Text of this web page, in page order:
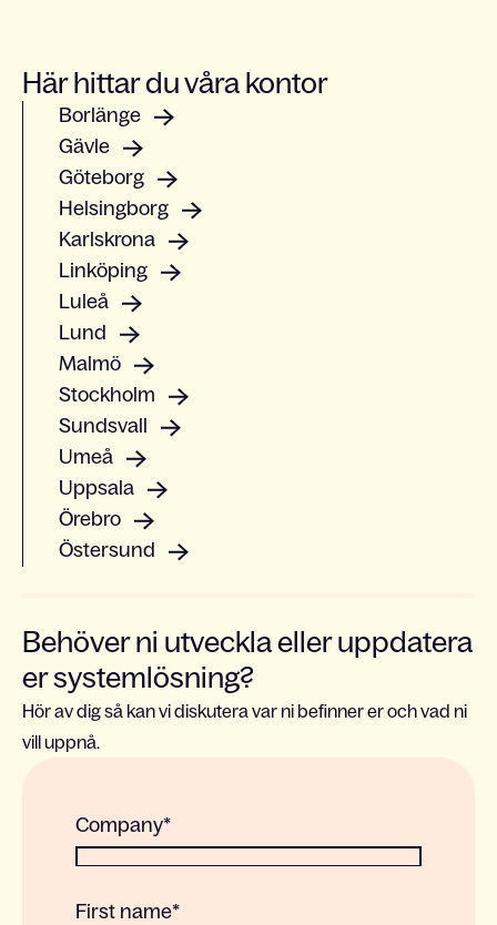
Här hittar du våra kontor
Borlänge
Gävle
Göteborg
Helsingborg
Karlskrona
Linköping
Luleå
Lund
Malmö
Stockholm
Sundsvall
Umeå
Uppsala
Örebro
Östersund
Behöver ni utveckla eller uppdatera
er systemlösning?
Hör av dig så kan vi diskutera var ni befinner er och vad ni
vill uppnå.
Company*
First name*